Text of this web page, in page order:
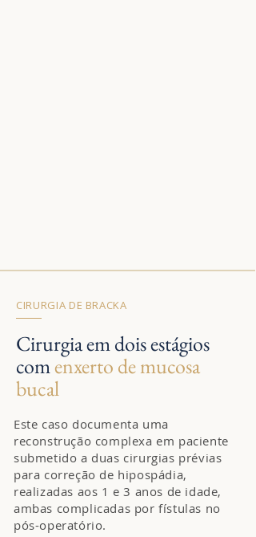
CIRURGIA DE BRACKA
Cirurgia em dois estágios
comenxerto de mucosa
bucal
Este caso documenta uma
reconstrução complexa em paciente
submetido a duas cirurgias prévias
para correção de hipospádia,
realizadas aos 1 e 3 anos de idade,
ambas complicadas por fístulas no
pós-operatório.